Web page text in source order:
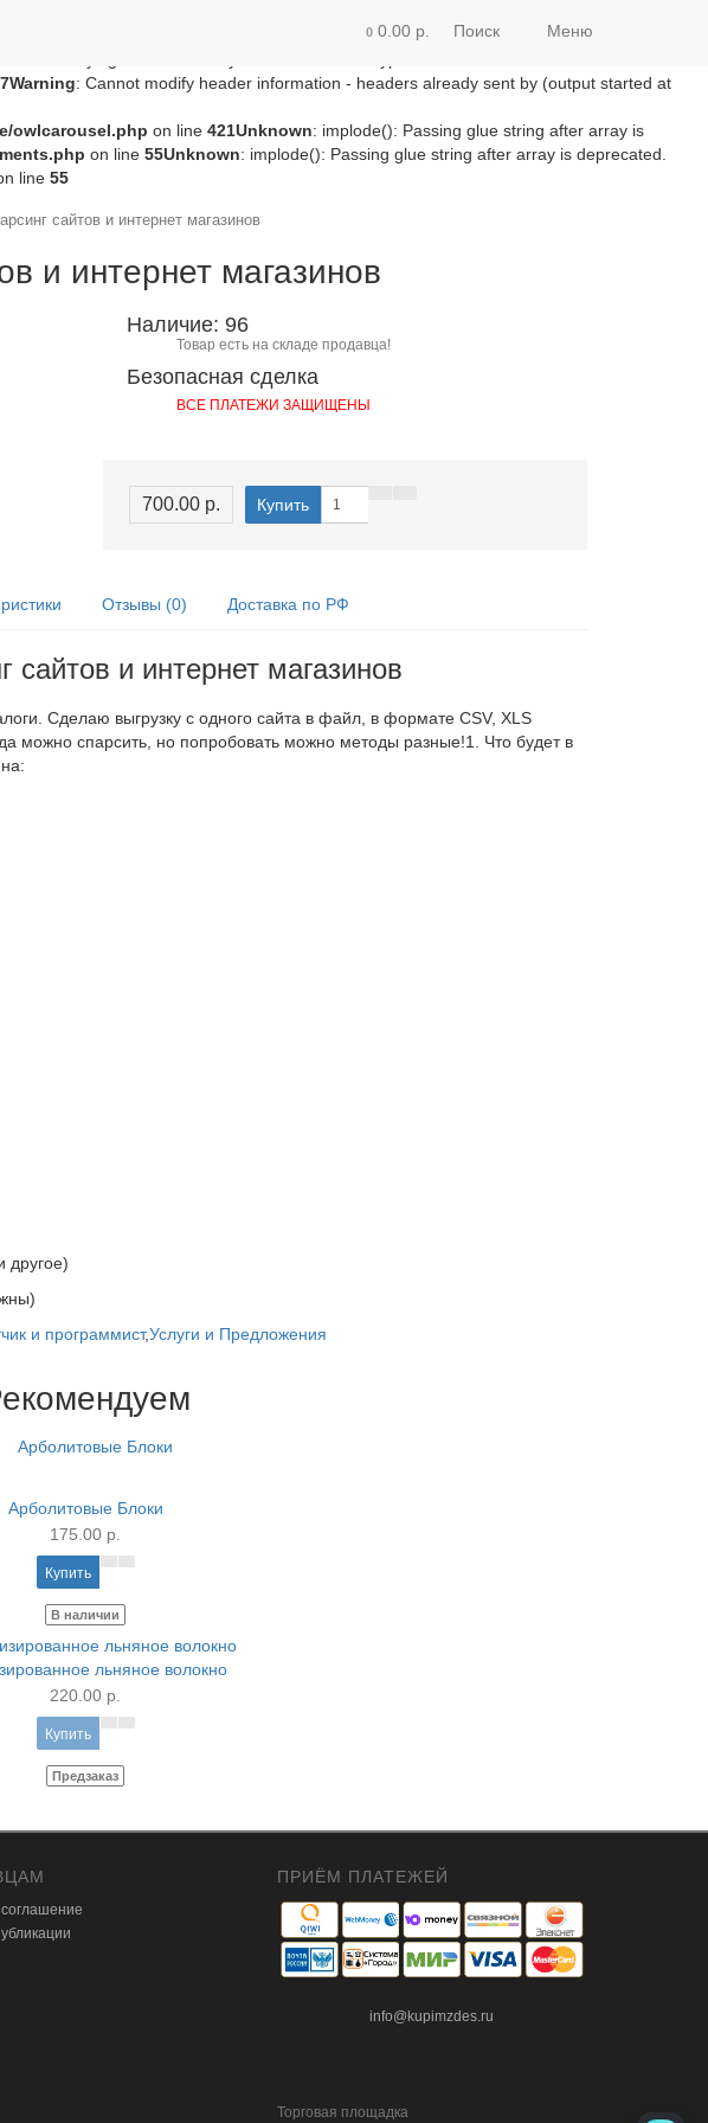
: Trying to access array offset on value of type bool in
Warning: Cannot modify header information - headers already sent by (output started at
owlcarousel.php on line 421Unknown: implode(): Passing glue string after array is
on line 55Unknown: implode(): Passing glue string after array is deprecated.
line 55
0 0.00 р. Поиск Меню
сайтов и интернет магазинов
и интернет магазинов
Наличие: 96
Товар есть на складе продавца!
Безопасная сделка
ВСЕ ПЛАТЕЖИ ЗАЩИЩЕНЫ
700.00 р. Купить
Отзывы (0) Доставка по РФ
сайтов и интернет магазинов
Сделаю выгрузку c одного сайта в файл, в формате CSV, XLS
можно спарсить, но попробовать можно методы разные!1. Что будет в
другое)
и программист,Услуги и Предложения
Арболитовые Блоки
175.00 р.
Купить
В наличии
льняное волокно
220.00 р.
Купить
Предзаказ
соглашение
ПРИЁМ ПЛАТЕЖЕЙ
info@kupimzdes.ru
Торговая площадка